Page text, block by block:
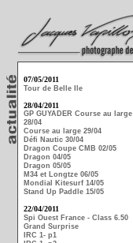
07/05/2011
Tour de Belle Ile
28/04/2011
GP GUYADER Course au large
28/04
Course au large 29/04
Défi Nautic 30/04
Dragon Coupe CMB 02/05
Dragon 04/05
Dragon 05/05
M34 et Longtze 06/05
Mondial Kitesurf 14/05
Stand Up Paddle 15/05
22/04/2011
Spi Ouest France - Class 6.50
Grand Surprise
IRC 1- p1